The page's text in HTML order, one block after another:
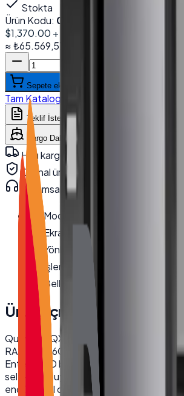
Stokta
Ürün Kodu: 000184
$1,370.00 + KDV
≈₺65.569,57
Sepete ekle
Tam Katalog
Teklif İste
Kargo Dahil Fiyat Hesapla
Hızlı kargo · kurumsal teslimat
Orijinal ürün · garanti
Kurumsal teknik destek
Model
Ekran Boyutu
Yönlendirme
İşlemci
Bellek
Ürün Açıklaması
Quanmax QX-1850 endüstriyel kiosk,
RAM ve 256GB NVMe SSD ile yüksek
Entegre 2D barkod okuyucu ve 80mm
self-servis uygulamaları için idealdir.
endüstriyel ortamlar için tasarlanmıştır.